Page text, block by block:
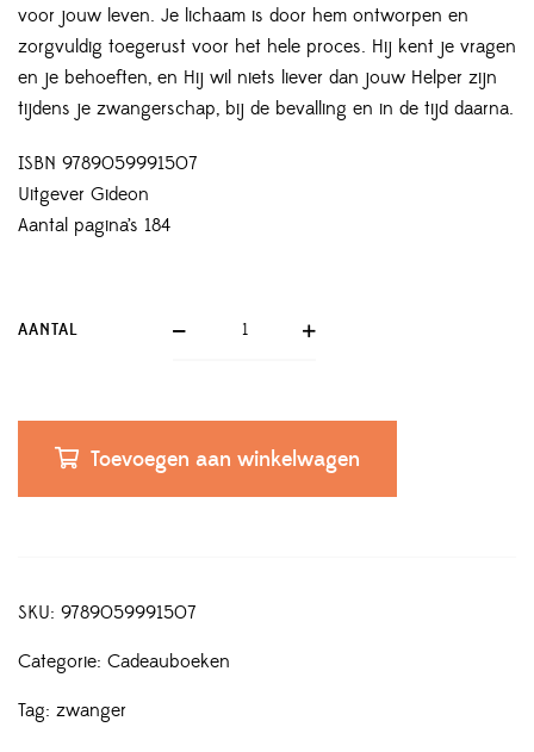
voor jouw leven. Je lichaam is door hem ontworpen en
zorgvuldig toegerust voor het hele proces. Hij kent je vragen
en je behoeften, en Hij wil niets liever dan jouw Helper zijn
tijdens je zwangerschap, bij de bevalling en in de tijd daarna.
ISBN 9789059991507
Uitgever Gideon
Aantal pagina’s 184
AANTAL
Toevoegen aan winkelwagen
SKU: 9789059991507
Categorie: Cadeauboeken
Tag: zwanger